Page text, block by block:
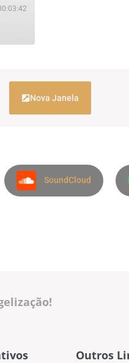
Nova Janela
SoundCloud
Outros